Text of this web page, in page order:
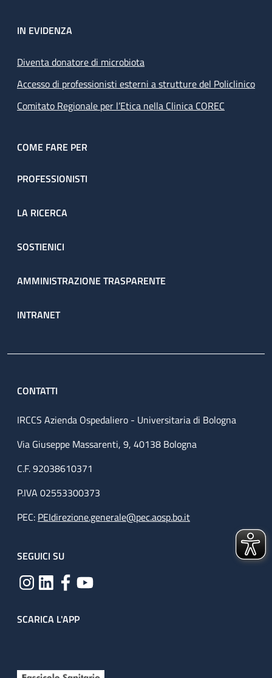
IN EVIDENZA
Diventa donatore di microbiota
Accesso di professionisti esterni a strutture del Policlinico
Comitato Regionale per l’Etica nella Clinica COREC
COME FARE PER
PROFESSIONISTI
LA RICERCA
SOSTIENICI
AMMINISTRAZIONE TRASPARENTE
INTRANET
CONTATTI
IRCCS Azienda Ospedaliero - Universitaria di Bologna
Via Giuseppe Massarenti, 9, 40138 Bologna
C.F. 92038610371
P.IVA 02553300373
PEC: PEIdirezione.generale@pec.aosp.bo.it
SEGUICI SU
SCARICA L'APP